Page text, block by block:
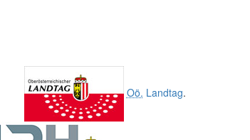
Oö. Landtag.